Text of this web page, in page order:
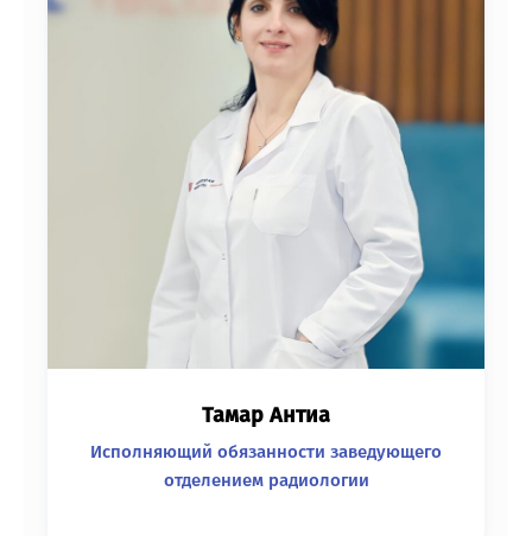
Тамар Антиа
Исполняющий обязанности заведующего
отделением радиологии